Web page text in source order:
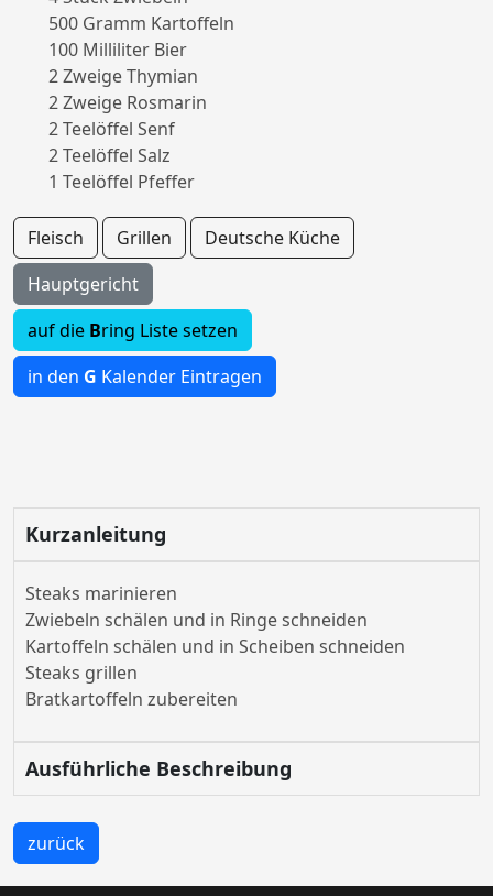
500 Gramm Kartoffeln
100 Milliliter Bier
2 Zweige Thymian
2 Zweige Rosmarin
2 Teelöffel Senf
2 Teelöffel Salz
1 Teelöffel Pfeffer
Fleisch Grillen
Deutsche Küche
Hauptgericht
auf die Bring Liste setzen
in den G Kalender Eintragen
Kurzanleitung
Steaks marinieren
Zwiebeln schälen und in Ringe schneiden
Kartoffeln schälen und in Scheiben schneiden
Steaks grillen
Bratkartoffeln zubereiten
Ausführliche Beschreibung
zurück